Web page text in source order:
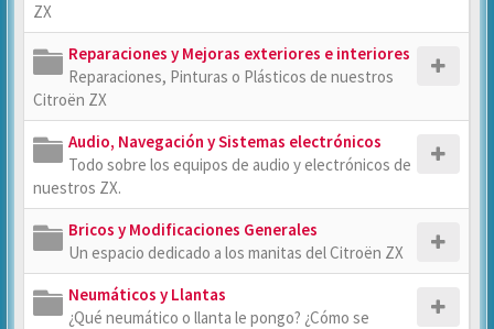
ZX
Reparaciones y Mejoras exteriores e interiores
Reparaciones, Pinturas o Plásticos de nuestros
Citroën ZX
Audio, Navegación y Sistemas electrónicos
Todo sobre los equipos de audio y electrónicos de
nuestros ZX.
Bricos y Modificaciones Generales
Un espacio dedicado a los manitas del Citroën ZX
Neumáticos y Llantas
¿Qué neumático o llanta le pongo? ¿Cómo se